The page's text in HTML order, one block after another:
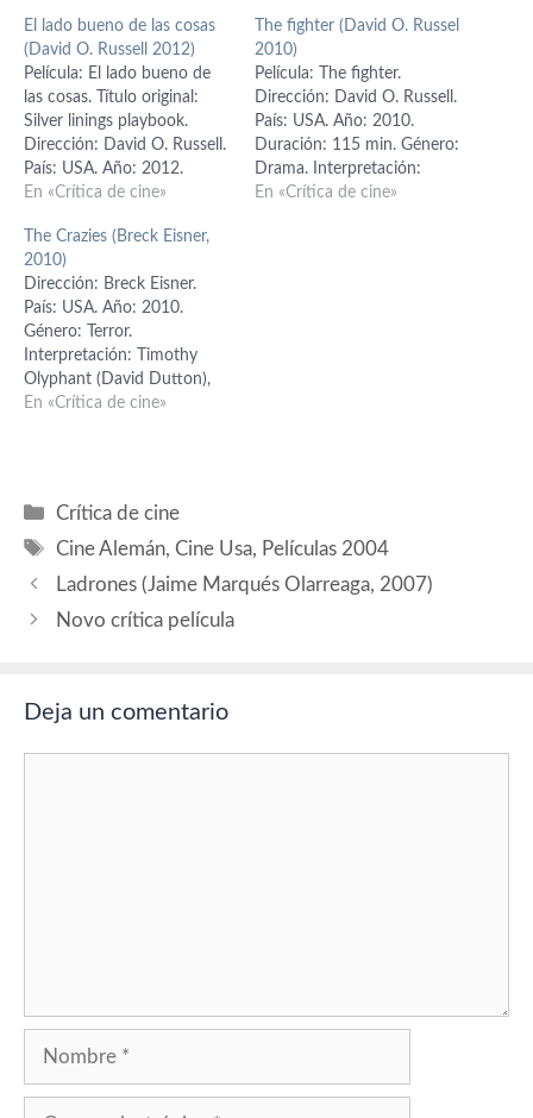
El lado bueno de las cosas
(David O. Russell 2012)
Película: El lado bueno de
las cosas. Título original:
Silver linings playbook.
Dirección: David O. Russell.
País: USA. Año: 2012.
Duración: 122 min. Género:
romance. Interpretación:
Bradley Cooper (Pat),
Jennifer Lawrence (Tiffany),
Robert De Niro (Sr. Pat),
Jacki Weaver (Dolores),
Chris Tucker (Danny), Julia
Stiles (Veronica), Shea
Whigham…
En «Crítica de cine»
The fighter (David O. Russel
2010)
Película: The fighter.
Dirección: David O. Russell.
País: USA. Año: 2010.
Duración: 115 min. Género:
Drama. Interpretación:
Mark Wahlberg (Micky
En «Crítica de cine»
The Crazies (Breck Eisner,
2010)
Dirección: Breck Eisner.
País: USA. Año: 2010.
Género: Terror.
Interpretación: Timothy
Olyphant (David Dutton),
Radha Mitchell (Dra. Judy
Wright; basado en el guión
de George A. Romero para
(1973). Producción: Rob
Cowan,…
En «Crítica de cine»
Categorías
Crítica de cine
Etiquetas
Cine Alemán,Cine Usa, Películas 2004
Ladrones (Jaime Marqués Olarreaga, 2007)
Novo crítica película
Deja un comentario